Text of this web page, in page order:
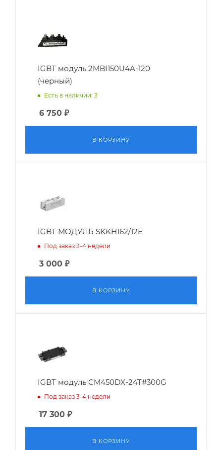
IGBT модуль 2MBI150U4A-120
(черный)
Есть в наличии: 3
6 750 ₽
В КОРЗИНУ
IGBT МОДУЛЬ SKKH162/12E
Под заказ 3-4 недели
3 000 ₽
В КОРЗИНУ
IGBT модуль CM450DX-24T#300G
Под заказ 3-4 недели
17 300 ₽
В КОРЗИНУ